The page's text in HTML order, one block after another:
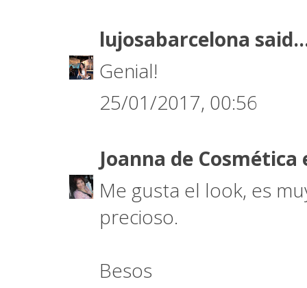
lujosabarcelona
Genial!
25/01/2017, 00:56
Joanna de
Me gusta el look, es
precioso.
Besos